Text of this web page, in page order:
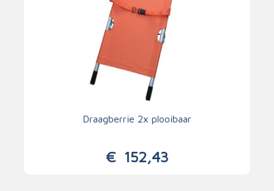
Draagberrie 2x plooibaar
€152,43